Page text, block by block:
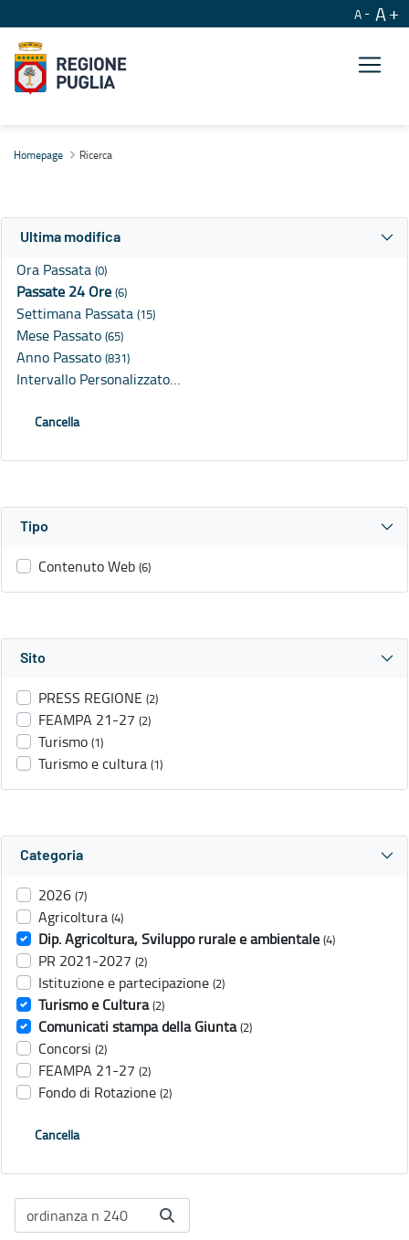
A A
Homepage Ricerca
Ultima modifica
Ora Passata (0)
Passate 24 Ore (6)
Settimana Passata (15)
Mese Passato (65)
Anno Passato (831)
Intervallo Personalizzato…
Cancella
Tipo
Contenuto Web (6)
Sito
PRESS REGIONE (2)
FEAMPA 21-27 (2)
Turismo (1)
Turismo e cultura (1)
Categoria
2026 (7)
Agricoltura (4)
Dip. Agricoltura, Sviluppo rurale e ambientale (4)
PR 2021-2027 (2)
Istituzione e partecipazione (2)
Turismo e Cultura (2)
Comunicati stampa della Giunta (2)
Concorsi (2)
FEAMPA 21-27 (2)
Fondo di Rotazione (2)
Cancella